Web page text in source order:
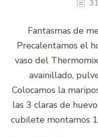
Fantasmas de
Precalentamos el
vaso del
avainillado,
Colocamos la
las 3 claras de
cubilete montamos